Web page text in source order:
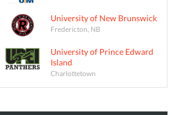
University of New Brunswick
Fredericton, NB
University of Prince Edward
Island
Charlottetown